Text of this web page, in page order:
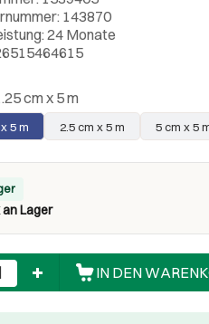
143870
24 Monate
cm x 5 m
5 m 2.5 cm x 5 m 5 cm x 5
Lager
IN DEN